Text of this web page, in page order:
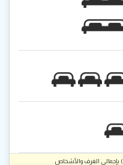
) بإجمالي الغرف والأشخاص